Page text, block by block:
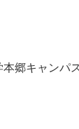
郷キャンパ